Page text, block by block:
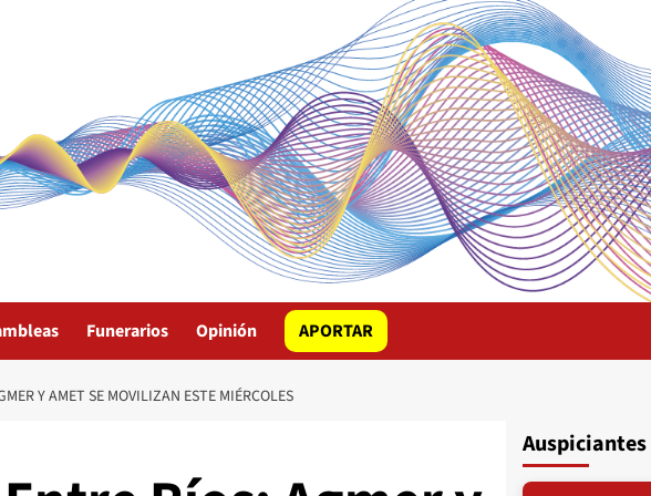
Funerarios Opinión APORTAR
Y AMET SE MOVILIZAN ESTE MIÉRCOLES
Auspiciantes